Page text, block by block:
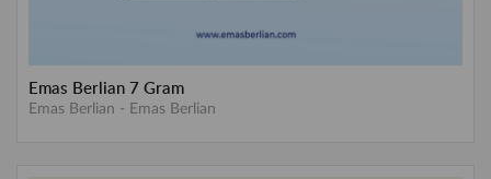
Emas Berlian 7 Gram
Emas Berlian - Emas Berlian